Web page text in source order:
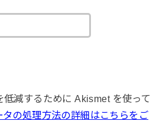
低減するために Akismet を使って
タの処理方法の詳細はこちらをご